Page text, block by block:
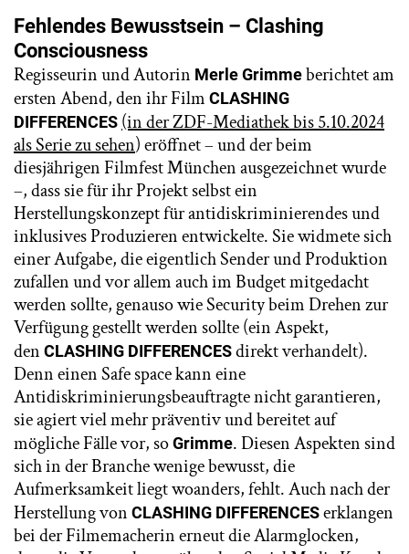
Fehlendes Bewusstsein – Clashing
Consciousness
Regisseurin und Autorin Merle Grimmeberichtet am
ersten Abend, den ihr Film CLASHING
DIFFERENCES (in der ZDF-Mediathek bis 5.10.2024
als Serie zu sehen) eröffnet – und der beim
diesjährigen Filmfest München ausgezeichnet wurde
–, dass sie für ihr Projekt selbst ein
Herstellungskonzept für antidiskriminierendes und
inklusives Produzieren entwickelte. Sie widmete sich
einer Aufgabe, die eigentlich Sender und Produktion
zufallen und vor allem auch im Budget mitgedacht
werden sollte, genauso wie Security beim Drehen zur
Verfügung gestellt werden sollte (ein Aspekt,
den CLASHING DIFFERENCESdirekt verhandelt).
Denn einen Safe space kann eine
Antidiskriminierungsbeauftragte nicht garantieren,
sie agiert viel mehr präventiv und bereitet auf
mögliche Fälle vor, soGrimme. Diesen Aspekten sind
sich in der Branche wenige bewusst, die
Aufmerksamkeit liegt woanders, fehlt. Auch nach der
Herstellung von CLASHING DIFFERENCESerklangen
bei der Filmemacherin erneut die Alarmglocken,